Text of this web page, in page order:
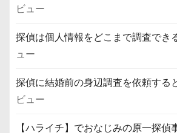
ビュー
探偵は個人情報をどこまで調査でき
ュー
探偵に結婚前の身辺調査を依頼する
ビュー
【ハライチ】でおなじみの原一探偵